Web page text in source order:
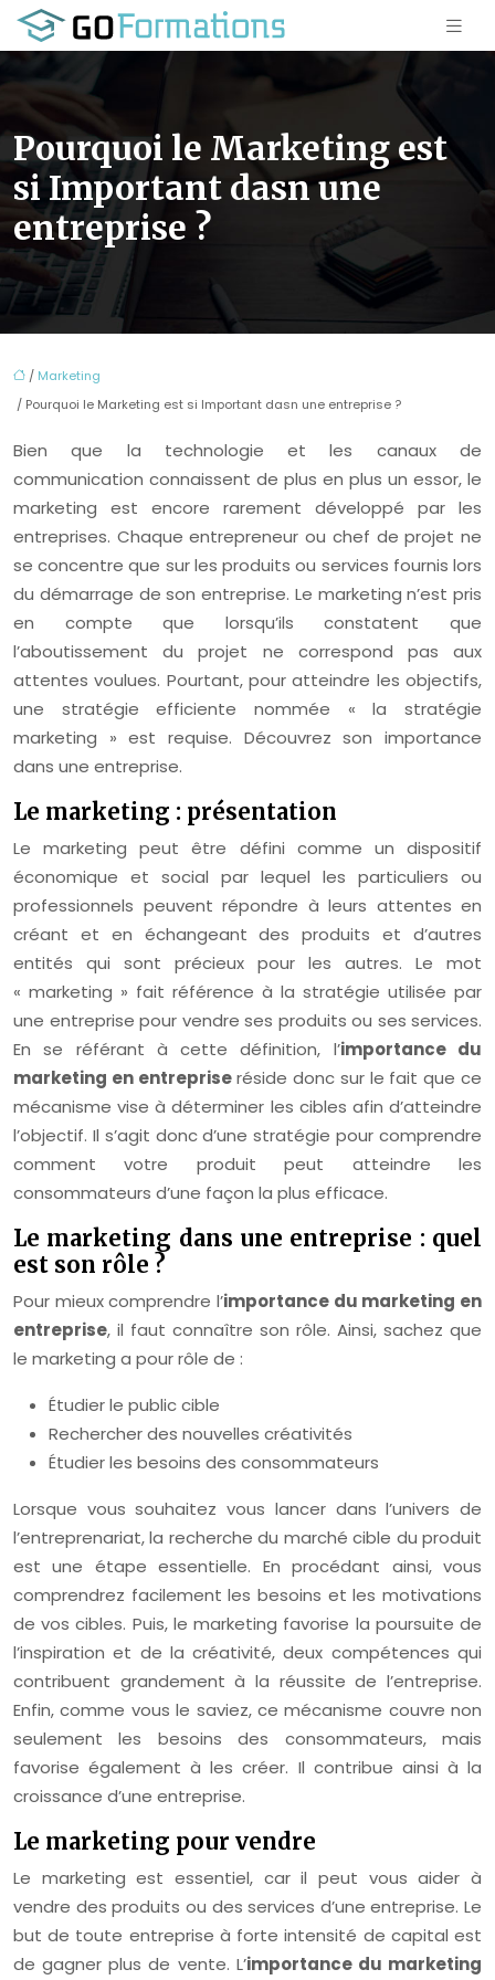
Pourquoi le Marketing est
si Important dasn une
entreprise ?
/ Marketing
/ Pourquoi le Marketing est si Important dasn une entreprise ?
Bien que la technologie et les canaux de
communication connaissent de plus en plus un essor, le
marketing est encore rarement développé par les
entreprises. Chaque entrepreneur ou chef de projet ne
se concentre que sur les produits ou services fournis lors
du démarrage de son entreprise. Le marketing n’est pris
en compte que lorsqu’ils constatent que
l’aboutissement du projet ne correspond pas aux
attentes voulues. Pourtant, pour atteindre les objectifs,
une stratégie efficiente nommée « la stratégie
marketing » est requise. Découvrez son importance
dans une entreprise.
Le marketing : présentation
Le marketing peut être défini comme un dispositif
économique et social par lequel les particuliers ou
professionnels peuvent répondre à leurs attentes en
créant et en échangeant des produits et d’autres
entités qui sont précieux pour les autres. Le mot
« marketing » fait référence à la stratégie utilisée par
une entreprise pour vendre ses produits ou ses services.
En se référant à cette définition, l’importance du
marketing en entrepriseréside donc sur le fait que ce
mécanisme vise à déterminer les cibles afin d’atteindre
l’objectif. Il s’agit donc d’une stratégie pour comprendre
comment votre produit peut atteindre les
consommateurs d’une façon la plus efficace.
Le marketing dans une entreprise : quel
est son rôle ?
Pour mieux comprendre l’importance du marketing en
entreprise, il faut connaître son rôle. Ainsi, sachez que
le marketing a pour rôle de :
Étudier le public cible
Rechercher des nouvelles créativités
Étudier les besoins des consommateurs
Lorsque vous souhaitez vous lancer dans l’univers de
l’entreprenariat, la recherche du marché cible du produit
est une étape essentielle. En procédant ainsi, vous
comprendrez facilement les besoins et les motivations
de vos cibles. Puis, le marketing favorise la poursuite de
l’inspiration et de la créativité, deux compétences qui
contribuent grandement à la réussite de l’entreprise.
Enfin, comme vous le saviez, ce mécanisme couvre non
seulement les besoins des consommateurs, mais
favorise également à les créer. Il contribue ainsi à la
croissance d’une entreprise.
Le marketing pour vendre
Le marketing est essentiel, car il peut vous aider à
vendre des produits ou des services d’une entreprise. Le
but de toute entreprise à forte intensité de capital est
de gagner plus de vente. L’importance du marketing